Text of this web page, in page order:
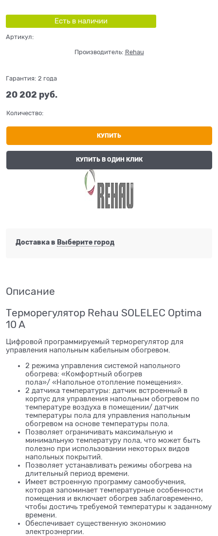
Есть в наличии
Артикул:
Производитель: Rehau
Гарантия: 2 года
20 202 руб.
Количество:
КУПИТЬ
КУПИТЬ В ОДИН КЛИК
Доставка в Выберите город
Описание
Терморегулятор Rehau SOLELEC Optima
10 A
Цифровой программируемый терморегулятор для
управления напольным кабельным обогревом.
2 режима управления системой напольного
обогрева: «Комфортный обогрев
пола»/ «Напольное отопление помещения».
2 датчика температуры: датчик встроенный в
корпус для управления напольным обогревом по
температуре воздуха в помещении/ датчик
температуры пола для управления напольным
обогревом на основе температуры пола.
Позволяет ограничивать максимальную и
минимальную температуру пола, что может быть
полезно при использовании некоторых видов
напольных покрытий.
Позволяет устанавливать режимы обогрева на
длительный период времени.
Имеет встроенную программу самообучения,
которая запоминает температурные особенности
помещения и включает обогрев заблаговременно,
чтобы достичь требуемой температуры к заданному
времени.
Обеспечивает существенную экономию
электроэнергии.